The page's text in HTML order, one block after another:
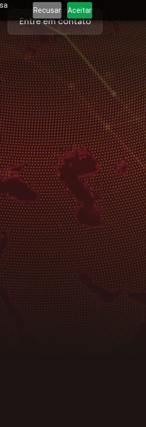
Recusar Aceitar
Entre em contato